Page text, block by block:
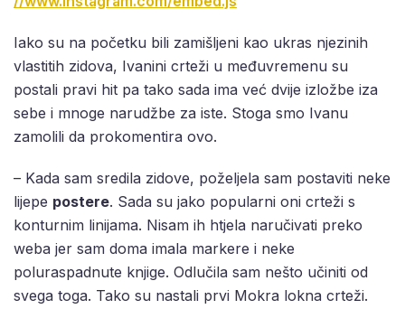
Iako su na početku bili zamišljeni kao ukras njezinih
vlastitih zidova, Ivanini crteži u međuvremenu su
postali pravi hit pa tako sada ima već dvije izložbe iza
sebe i mnoge narudžbe za iste. Stoga smo Ivanu
zamolili da prokomentira ovo.
– Kada sam sredila zidove, poželjela sam postaviti neke
lijepe postere. Sada su jako popularni oni crteži s
konturnim linijama. Nisam ih htjela naručivati preko
weba jer sam doma imala markere i neke
poluraspadnute knjige. Odlučila sam nešto učiniti od
svega toga. Tako su nastali prvi Mokra lokna crteži.